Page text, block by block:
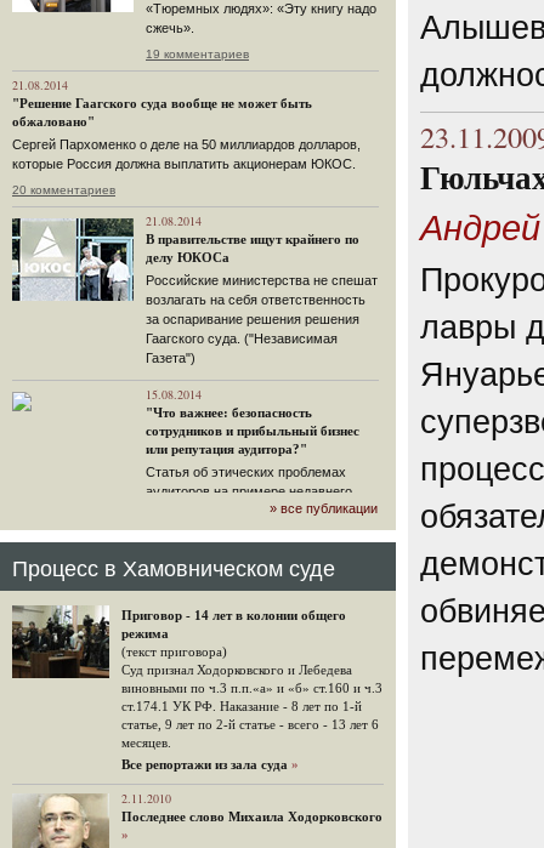
«Тюремных людях»: «Эту книгу надо
сжечь».
19 комментариев
21.08.2014
"Решение Гаагского суда вообще не может быть
обжаловано"
Сергей Пархоменко о деле на 50 миллиардов долларов,
которые Россия должна выплатить акционерам ЮКОС.
20 комментариев
21.08.2014
В правительстве ищут крайнего по
делу ЮКОСа
Российские министерства не спешат
возлагать на себя ответственность
за оспаривание решения решения
Гаагского суда. ("Независимая
Газета")
15.08.2014
"Что важнее: безопасность
сотрудников и прибыльный бизнес
или репутация аудитора?"
Статья об этических проблемах
аудиторов на примере недавнего
громкого арбитражного решения по
ЮКОСу. (navalny.com)
15.08.2014
конфискационным санкциям со
стороны государства, оказались под
защитой арбитражного суда"
Швейцарская газета "Neue Zuercher
Zeitung" о гаагском судебном
решении.
48 комментариев
Не исключил
Владимир Путин допускает, что Россия может выйти из-
под юрисдикции ЕСПЧ.
» все публикации
Процесс в Хамовническом суде
Приговор - 14 лет в колонии общего
режима
(текст приговора)
Суд признал Ходорковского и Лебедева
виновными по ч.3 п.п.«а» и «б» ст.160 и ч.3
ст.174.1 УК РФ. Наказание - 8 лет по 1-й
статье, 9 лет по 2-й статье - всего - 13 лет 6
месяцев.
Все репортажи из зала суда »
2.11.2010
Последнее слово Михаила Ходорковского
»
лавры